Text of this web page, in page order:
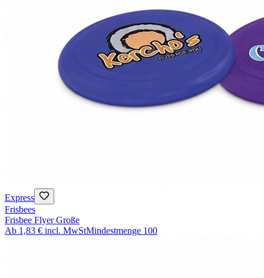
Express
Frisbees
Frisbee Flyer Große
Ab 1,83 € incl. MwStMindestmenge 100